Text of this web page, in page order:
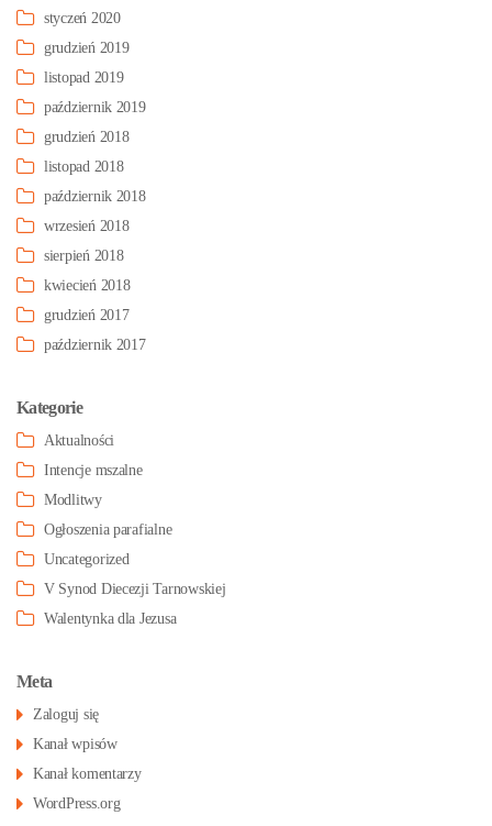
styczeń 2020
grudzień 2019
listopad 2019
październik 2019
grudzień 2018
listopad 2018
październik 2018
wrzesień 2018
sierpień 2018
kwiecień 2018
grudzień 2017
październik 2017
Kategorie
Aktualności
Intencje mszalne
Modlitwy
Ogłoszenia parafialne
Uncategorized
V Synod Diecezji Tarnowskiej
Walentynka dla Jezusa
Meta
Zaloguj się
Kanał wpisów
Kanał komentarzy
WordPress.org